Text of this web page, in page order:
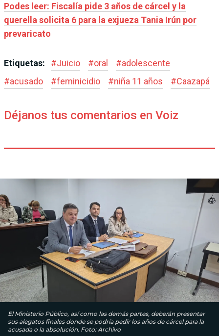
Podes leer: Fiscalía pide 3 años de cárcel y la
querella solicita 6 para la exjueza Tania Irún por
prevaricato
Etiquetas: #Juicio #oral #adolescente
#acusado #feminicidio #niña 11 años #Caazapá
Déjanos tus comentarios en Voiz
El Ministerio Público, así como las demás partes, deberán presentar
sus alegatos finales donde se podría pedir los años de cárcel para la
acusada o la absolución. Foto: Archivo